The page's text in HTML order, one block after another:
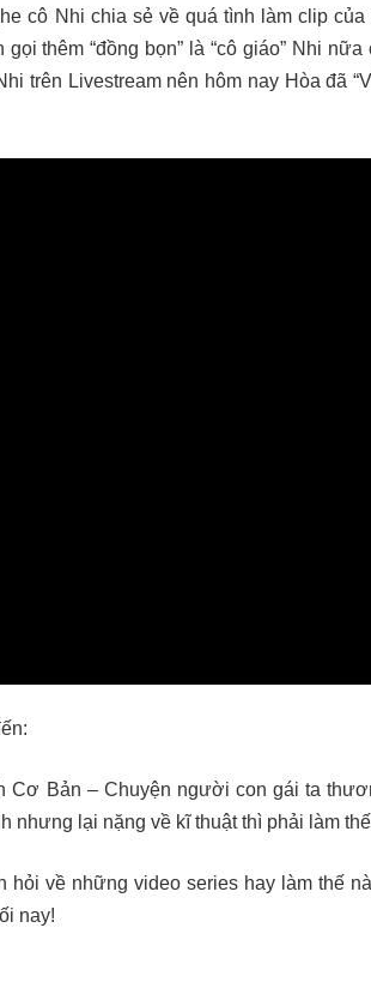
cô Nhi chia sẻ về quá tình làm clip của
thêm “đồng bọn” là “cô giáo” Nhi
trên Livestream nên hôm nay Hòa đã
Cơ Bản – Chuyện người con gái ta
nhưng lại nặng về kĩ thuật thì phải làm
hỏi về những video series hay làm thế
nay!